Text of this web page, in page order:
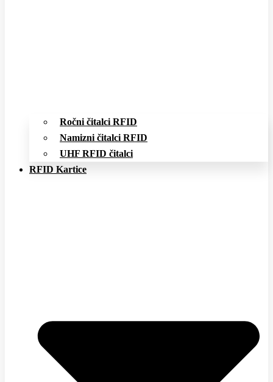
Ročni čitalci RFID
Namizni čitalci RFID
UHF RFID čitalci
RFID Kartice